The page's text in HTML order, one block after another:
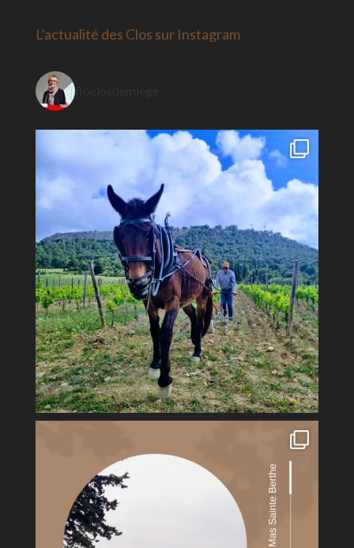
L’actualité des Clos sur Instagram
floclosdemiege